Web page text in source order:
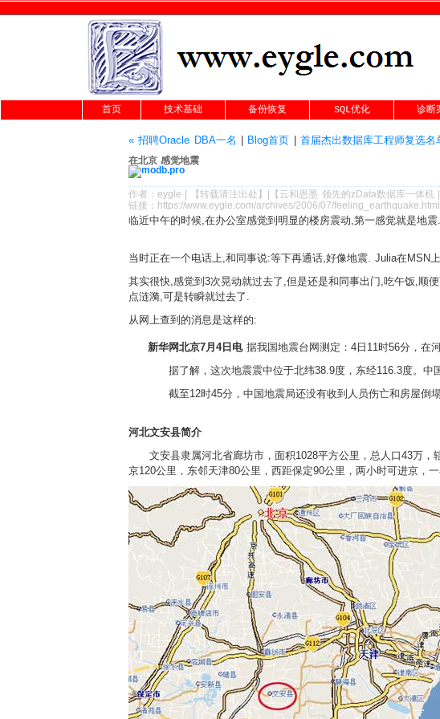
首页 技术基础 备份恢复 SQL优化 诊断
« 招聘Oracle DBA一名 Blog首页 首届杰出数据库工程师复选名
在北京 感觉地震
作者： eygle 【转载请注出处 】|【 云和恩墨 领先的zData数据库一体机
链接： https://www.eygle.com/archives/2006/07/feeling_earthquake.html
临近中午的时候,在办公室感觉到明显的楼房震动,第一感觉就是地震.
当时正在一个电话上,和同事说:等下再通话,好像地震. Julia在MSN
其实很快,感觉到3次晃动就过去了,但是还是和同事出门,吃午饭,顺
点涟漪,可是转瞬就过去了.
从网上查到的消息是这样的:
新华网北京7月4日电据我国地震台网测定：4日11时56分，在
据了解，这次地震震中位于北纬38.9度，东经116.3度。中
截至12时45分，中国地震局还没有收到人员伤亡和房屋倒塌
河北文安县简介
文安县隶属河北省廊坊市，面积1028平方公里，总人口43万，
京120公里，东邻天津80公里，西距保定90公里，两小时可进京，